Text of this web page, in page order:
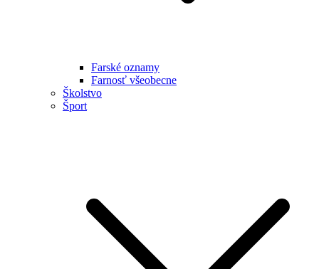
Farské oznamy
Farnosť všeobecne
Školstvo
Šport